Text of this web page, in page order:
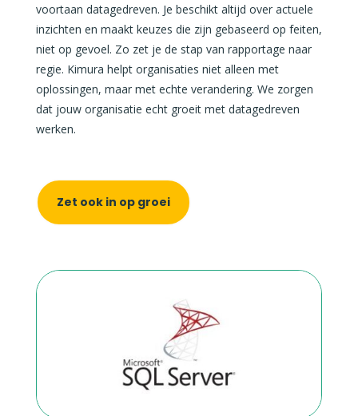
voortaan datagedreven. Je beschikt altijd over actuele
inzichten en maakt keuzes die zijn gebaseerd op feiten,
niet op gevoel. Zo zet je de stap van rapportage naar
regie. Kimura helpt organisaties niet alleen met
oplossingen, maar met echte verandering. We zorgen
dat jouw organisatie echt groeit met datagedreven
werken.
Zet ook in op groei